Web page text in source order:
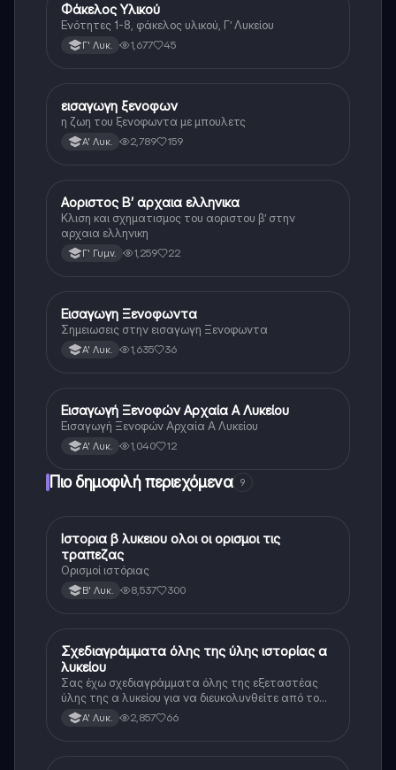
Αρχαία Ελληνικά
Φάκελος Υλικού
Ενότητες 1-8, φάκελος υλικού, Γ’ Λυκείου
Γ' Λυκ. 1,677 45
Αρχαία Ελληνικά
εισαγωγη ξενοφων
η ζωη του ξενοφωντα με μπουλετς
Α' Λυκ. 2,789 159
Αρχαία Ελληνικά
Αοριστος Β’ αρχαια ελληνικα
Κλιση και σχηματισμος του αοριστου β’ στην
αρχαια ελληνικη
Γ' Γυμν. 1,259 22
Αρχαία Ελληνικά
Εισαγωγη Ξενοφωντα
Σημειωσεις στην εισαγωγη Ξενοφωντα
Α' Λυκ. 1,635 36
Αρχαία Ελληνικά
Εισαγωγή Ξενοφών Αρχαία Α Λυκείου
Εισαγωγή Ξενοφών Αρχαία Α Λυκείου
Α' Λυκ. 1,040 12
Πιο δημοφιλή περιεχόμενα 9
Ιστορία
Ιστορια β λυκειου ολοι οι ορισμοι τις
τραπεζας
Ορισμοί ιστόριας
Β' Λυκ. 8,537 300
Ιστορία
Σχεδιαγράμματα όλης της ύλης ιστορίας α
λυκείου
Σας έχω σχεδιαγράμματα όλης της εξεταστέας
ύλης της α λυκείου για να διευκολυνθείτε από το
τεράστιο βάρος του βιβλίου
Α' Λυκ. 2,857 66